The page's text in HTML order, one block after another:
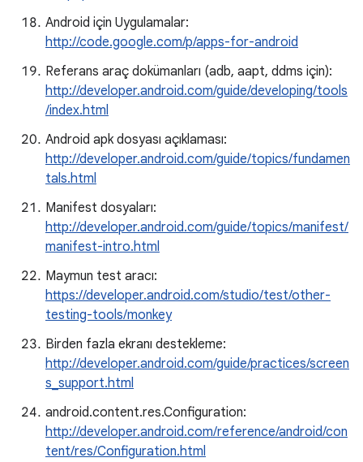
Android için Uygulamalar:
http://code.google.com/p/apps-for-android
Referans araç dokümanları (adb, aapt, ddms için):
http://developer.android.com/guide/developing/tools
/index.html
Android apk dosyası açıklaması:
http://developer.android.com/guide/topics/fundamen
tals.html
Manifest dosyaları:
http://developer.android.com/guide/topics/manifest/
manifest-intro.html
Maymun test aracı:
https://developer.android.com/studio/test/other-
testing-tools/monkey
Birden fazla ekranı destekleme:
http://developer.android.com/guide/practices/screen
s_support.html
android.content.res.Configuration:
http://developer.android.com/reference/android/con
tent/res/Configuration.html